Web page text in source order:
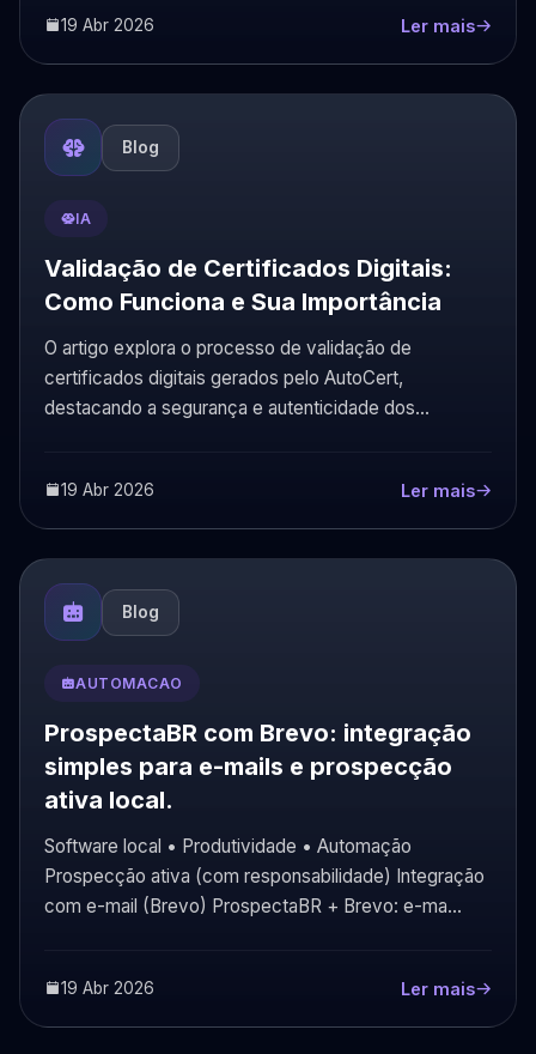
19 Abr 2026 Ler mais
Blog
IA
Validação de Certificados Digitais:
Como Funciona e Sua Importância
O artigo explora o processo de validação de
certificados digitais gerados pelo AutoCert,
destacando a segurança e autenticidade dos
19 Abr 2026 Ler mais
Blog
AUTOMACAO
ProspectaBR com Brevo: integração
simples para e-mails e prospecção
ativa local.
Software local • Produtividade • Automação
Prospecção ativa (com responsabilidade) Integração
com e-mail (Brevo) ProspectaBR + Brevo: e-ma...
19 Abr 2026 Ler mais